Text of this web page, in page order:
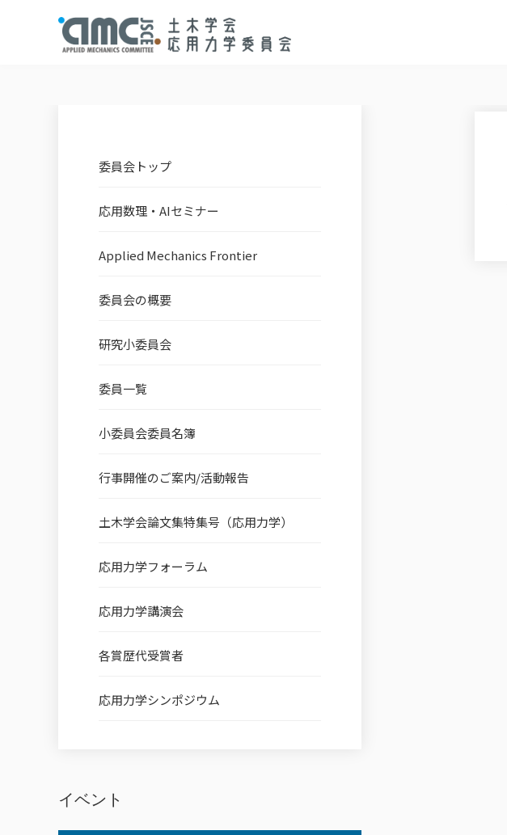
委員会トップ
応用数理・AIセミナー
Applied Mechanics Frontier
委員会の概要
研究小委員会
委員一覧
小委員会委員名簿
行事開催のご案内/活動報告
土木学会論文集特集号（応用力学）
応用力学フォーラム
応用力学講演会
各賞歴代受賞者
応用力学シンポジウム
イベント